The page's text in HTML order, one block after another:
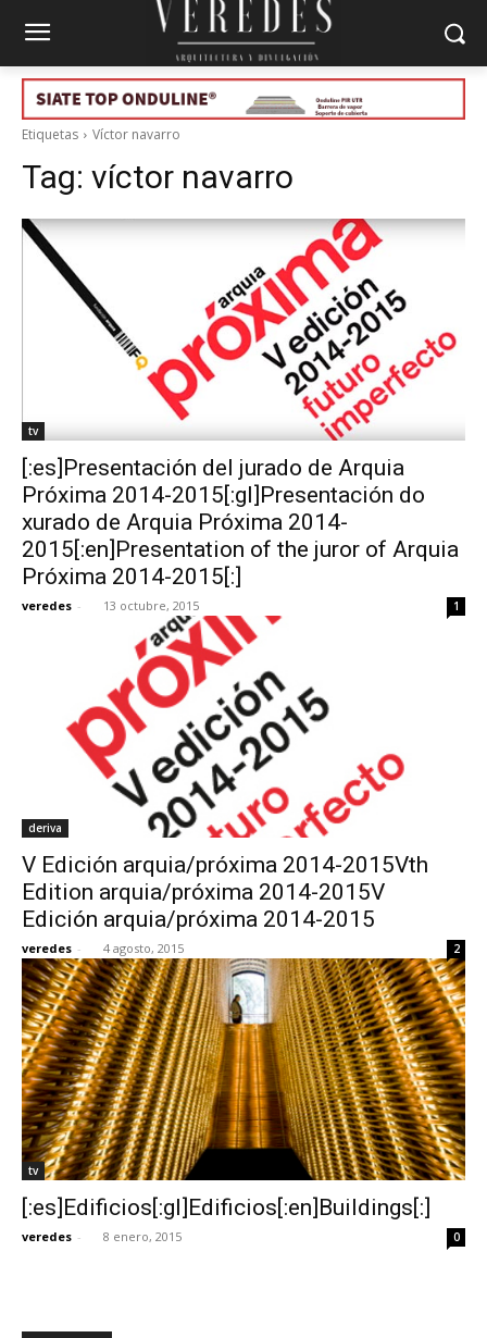
Etiquetas Víctor navarro
Tag: víctor navarro
tv
[:es]Presentación del jurado de Arquia
Próxima 2014-2015[:gl]Presentación do
xurado de Arquia Próxima 2014-
2015[:en]Presentation of the juror of Arquia
Próxima 2014-2015[:]
veredes - 13 octubre, 2015 1
deriva
V Edición arquia/próxima 2014-2015Vth
Edition arquia/próxima 2014-2015V
Edición arquia/próxima 2014-2015
veredes - 4 agosto, 2015 2
tv
[:es]Edificios[:gl]Edificios[:en]Buildings[:]
veredes - 8 enero, 2015 0